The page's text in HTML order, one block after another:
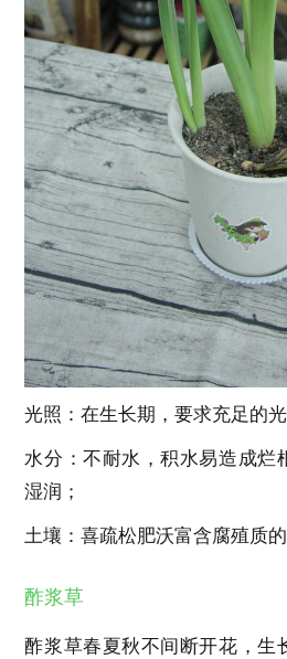
光照：在生长期，要求充足的光
水分：不耐水，积水易造成烂
湿润；
土壤：喜疏松肥沃富含腐殖质的
酢浆草
酢浆草春夏秋不间断开花，生